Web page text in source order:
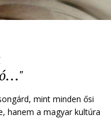
mint minden ősi
hanem a magyar kultúra